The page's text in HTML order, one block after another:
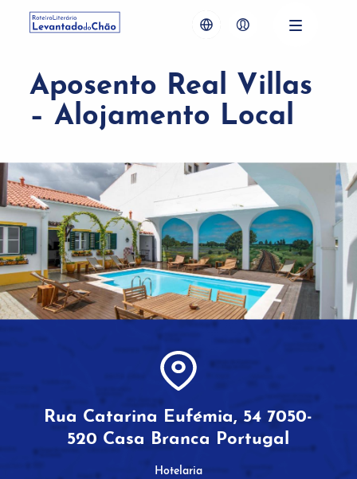
Aposento Real Villas
– Alojamento Local
Rua Catarina Eufémia, 54 7050-
520 Casa Branca Portugal
Hotelaria